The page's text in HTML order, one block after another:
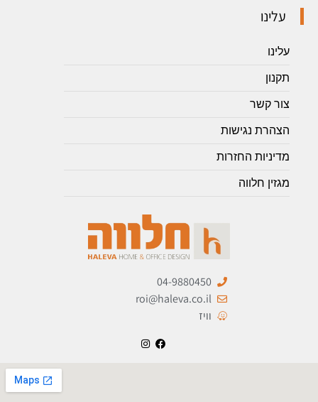
עלינו
עלינו
תקנון
צור קשר
הצהרת נגישות
מדיניות החזרות
מגזין חלווה
04-9880450
roi@haleva.co.il
וויז